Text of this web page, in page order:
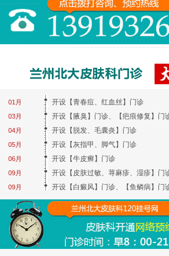
01月
03月
04月
05月
06月
09月
09月
开设【青春痘、红血丝】门诊
开设【腋臭】门诊、【疤痕修复】门
开设【脱发、毛囊炎】门诊
开设【灰指甲、脚气】门诊
开设【牛皮癣】门诊
开设【皮肤过敏、荨麻疹、湿疹】门
开设【白癜风】门诊、【鱼鳞病】门